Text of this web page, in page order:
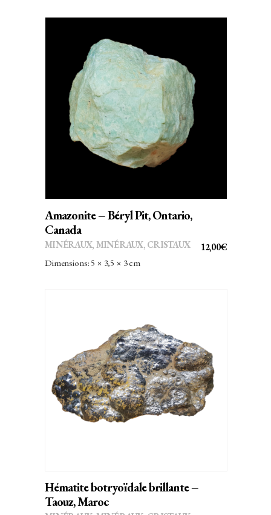
65,00€.57,20€.
AJOUTER AU PANIER
Amazonite – Béryl Pit, Ontario,
Canada
12,00€
MINÉRAUX, MINÉRAUX, CRISTAUX
Dimensions: 5 × 3,5 × 3 cm
AJOUTER AU PANIER
Hématite botryoïdale brillante –
Taouz, Maroc